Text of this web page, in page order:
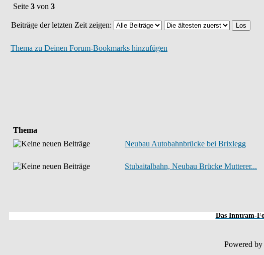
Seite 3 von 3
Beiträge der letzten Zeit zeigen:
Thema zu Deinen Forum-Bookmarks hinzufügen
Thema
Neubau Autobahnbrücke bei Brixlegg
Stubaitalbahn, Neubau Brücke Mutterer...
Das Inntram-
Powered by